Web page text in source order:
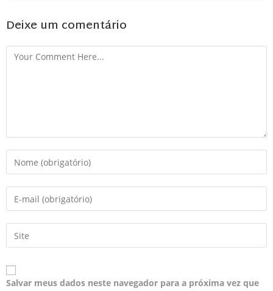
Deixe um comentário
Salvar meus dados neste navegador para a próxima vez que